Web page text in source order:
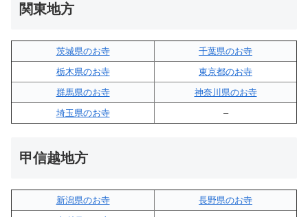
関東地方
茨城県のお寺
千葉県のお寺
栃木県のお寺
東京都のお寺
群馬県のお寺
神奈川県のお寺
埼玉県のお寺
–
甲信越地方
新潟県のお寺
長野県のお寺